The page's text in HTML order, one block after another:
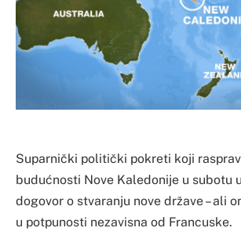
Suparnički politički pokreti koji
budućnosti Nove Kaledonije u subotu
dogovor o stvaranju nove države – ali
u potpunosti nezavisna od Francuske.